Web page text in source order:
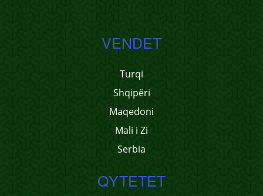
VENDET
Turqi
Shqipëri
Maqedoni
Mali i Zi
Serbia
QYTETET